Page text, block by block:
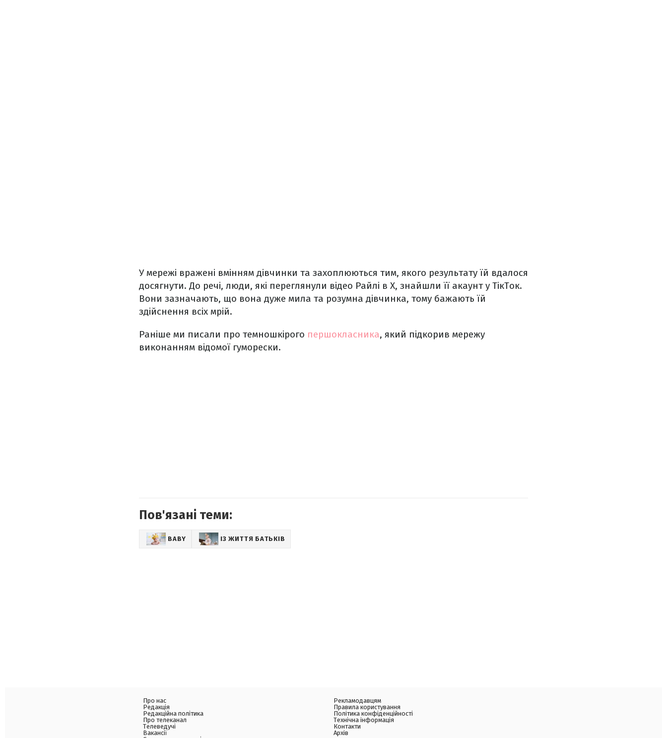
У мережі вражені вмінням дівчинки та захоплюються тим, якого результату їй вдалося
досягнути. До речі, люди, які переглянули відео Райлі в Х, знайшли її акаунт у ТікТок.
Вони зазначають, що вона дуже мила та розумна дівчинка, тому бажають їй
здійснення всіх мрій.
Раніше ми писали про темношкірого першокласника, який підкорив мережу
виконанням відомої гуморески.
Пов'язані теми:
BABY ІЗ ЖИТТЯ БАТЬКІВ
Про нас
Редакція
Редакційна політика
Про телеканал
Телеведучі
Вакансії
Рекламодавцям
Правила користування
Політика конфіденційності
Технічна інформація
Контакти
Архів